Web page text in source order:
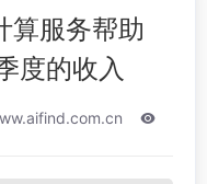
算服务帮助
度的收入